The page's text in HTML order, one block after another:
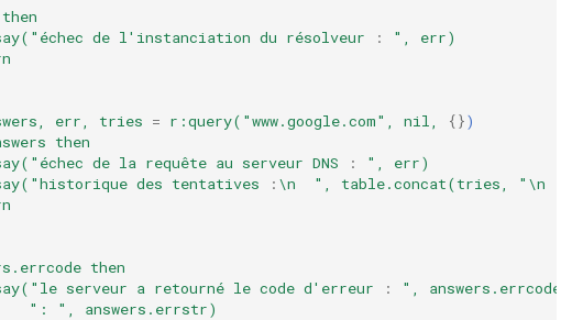
then
de l'instanciation du résolveur : ",
err)
err, tries = r:query("www.google.com", nil, {})
then
de la requête au serveur DNS : ",
err)
des tentatives : \n ", table.concat(tries, "\n
then
serveur a retourné le code d'erreur : ",
answers.errcode,
":
",
answers.errstr)